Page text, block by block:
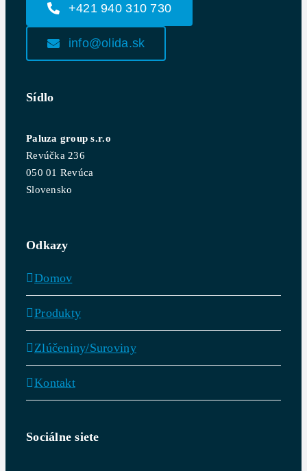
+421 940 310 730
info@olida.sk
Sídlo
Paluza group s.r.o
Revúčka 236
050 01 Revúca
Slovensko
Odkazy
Domov
Produkty
Zlúčeniny/Suroviny
Kontakt
Sociálne siete